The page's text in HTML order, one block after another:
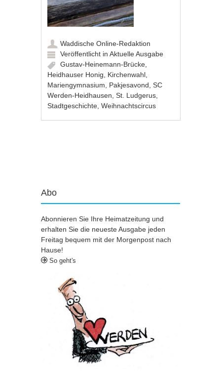
Waddische Online-Redaktion
Veröffentlicht inAktuelle Ausgabe
Gustav-Heinemann-Brücke,
Heidhauser Honig, Kirchenwahl,
Mariengymnasium, Pakjesavond,SC
Werden-Heidhausen,St. Ludgerus,
Stadtgeschichte,Weihnachtscircus
Abo
Abonnieren Sie Ihre Heimatzeitung und
erhalten Sie die neueste Ausgabe jeden
Freitag bequem mit der Morgenpost nach
Hause!
So geht's